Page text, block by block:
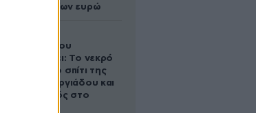
εκατομμυρίων ευρώ
Τζώρτζογλου
αποκαλύπτει: Το νεκρό
έμβρυο στο σπίτι της
Μαρίας Γεωργιάδου και
ο εγκλεισμός στο